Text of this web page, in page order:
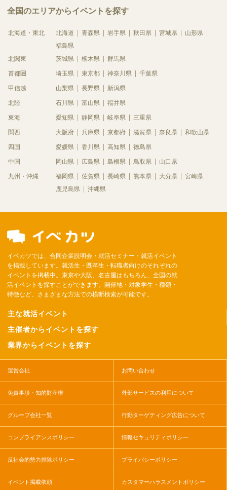
全国のエリアからイベントを探す
北海道・東北 北海道 青森県 岩手県 秋田県 宮城県
山形県
福島県
北関東
茨城県 栃木県 群馬県
首都圏 埼玉県 東京都 神奈川県 千葉県
甲信越 山梨県 長野県 新潟県
北陸 石川県 富山県 福井県
東海 愛知県 静岡県 岐阜県 三重県
関西 大阪府 兵庫県 京都府 滋賀県 奈良県 和歌山県
四国 愛媛県 香川県 高知県 徳島県
中国 岡山県 広島県 島根県 鳥取県 山口県
九州・沖縄 福岡県 佐賀県 長崎県 熊本県 大分県
宮崎県
鹿児島県
沖縄県
イベカツでは、合同企業説明会・就活セミナー・就活イベント
を掲載しています。就活生・既卒生・転職者向けのそれぞれの
イベントを掲載中。東京や大阪、名古屋はもちろん、全国の就
活イベントを探すことができます。開催地・対象学生・種類・
特徴など、さまざまな方法での横断検索が可能です。
主な就活イベント
主催者からイベントを探す
業界からイベントを探す
運営会社 お問い合わせ
免責事項・知的財産権 外部サービスの利用について
グループ会社一覧 行動ターゲティング広告について
コンプライアンスポリシー 情報セキュリティポリシー
反社会的勢力排除ポリシー プライバシーポリシー
イベント掲載依頼 カスタマーハラスメントポリシー